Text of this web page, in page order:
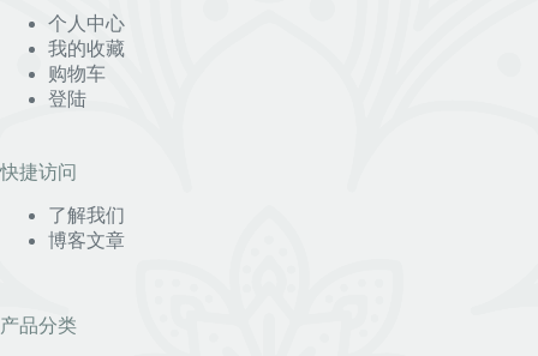
个人中心
我的收藏
购物车
登陆
快捷访问
了解我们
博客文章
产品分类